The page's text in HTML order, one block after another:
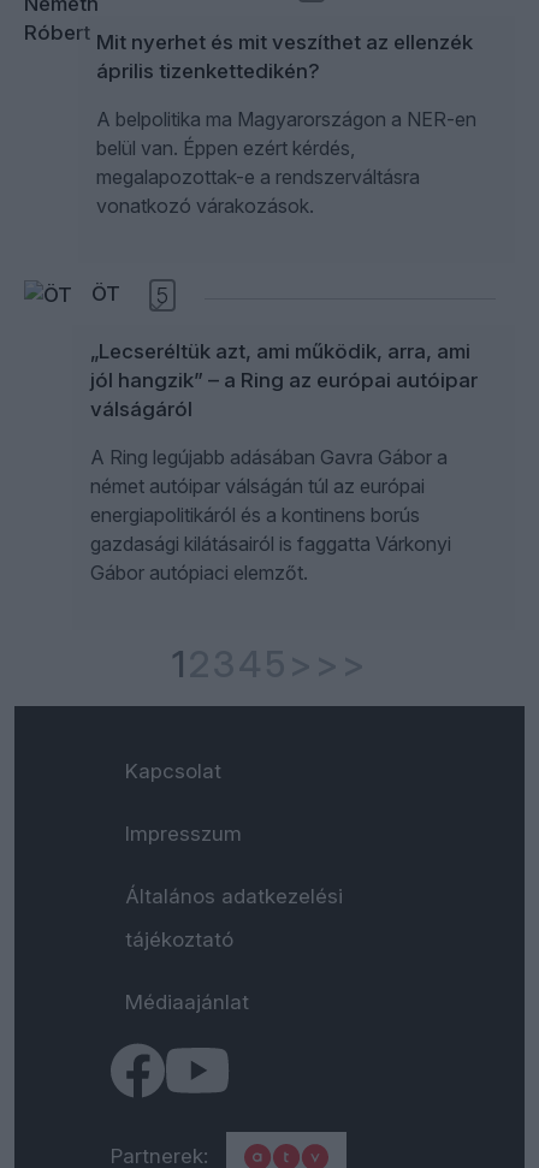
Mit nyerhet és mit veszíthet az ellenzék
április tizenkettedikén?
A belpolitika ma Magyarországon a NER-en
belül van. Éppen ezért kérdés,
megalapozottak-e a rendszerváltásra
vonatkozó várakozások.
ÖT 5
„Lecseréltük azt, ami működik, arra, ami
jól hangzik” – a Ring az európai autóipar
válságáról
A Ring legújabb adásában Gavra Gábor a
német autóipar válságán túl az európai
energiapolitikáról és a kontinens borús
gazdasági kilátásairól is faggatta Várkonyi
Gábor autópiaci elemzőt.
1
Kapcsolat
Impresszum
Általános adatkezelési
tájékoztató
Médiaajánlat
Partnerek: